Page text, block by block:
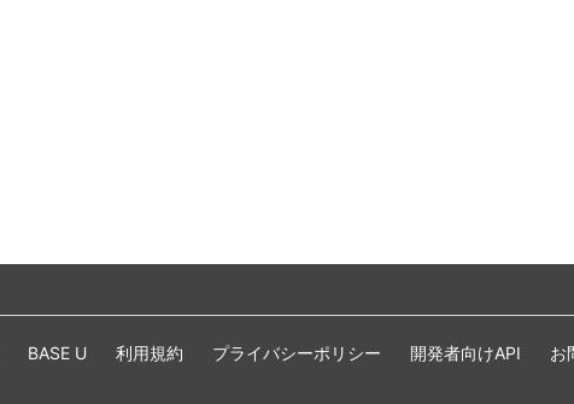
BASE U 利用規約 プライバシーポリシー 開発者向けAPI お